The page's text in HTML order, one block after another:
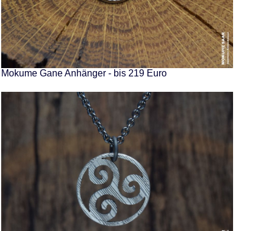
Mokume Gane Anhänger - bis 219 Euro